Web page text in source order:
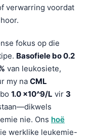
verwarring voordat
fokus op die
Basofiele bo 0.2
van leukosiete,
my na CML
1.0 x10^9/L vir 3
nie. Ons hoë
werklike leukemie-